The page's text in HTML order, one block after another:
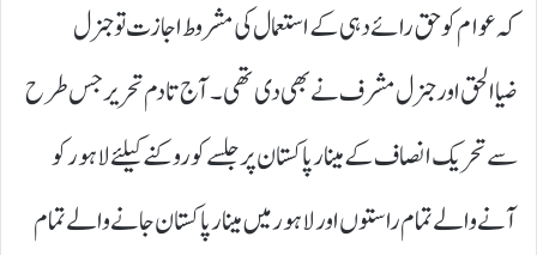
کہ عوام کو حق رائے دہی کے استعمال کی مشروط اجازت تو جنرل
ضیاالحق اور جنرل مشرف نے بھی دی تھی۔آج تادم تحریر جس طرح
سے تحریک انصاف کے مینار پاکستان پر جلسے کو روکنے کیلئے لاہور کو
آنے والے تمام راستوں اور لاہور میں مینار پاکستان جانے والے تمام